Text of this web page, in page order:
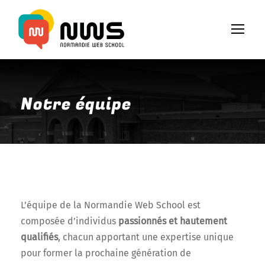
Notre équipe
L’équipe de la Normandie Web School est
composée d’individus passionnés et hautement
qualifiés, chacun apportant une expertise unique
pour former la prochaine génération de